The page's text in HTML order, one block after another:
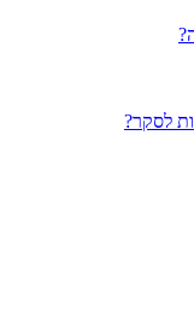
לסקר?